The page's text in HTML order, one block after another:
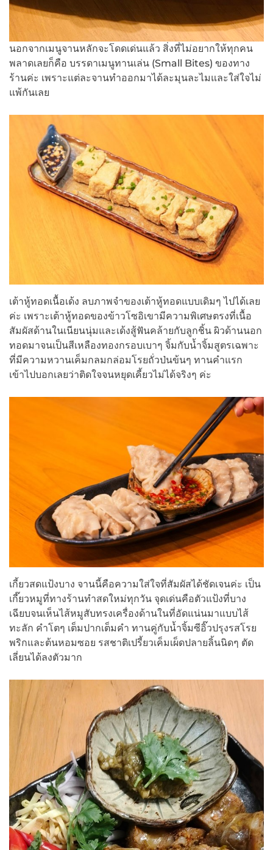
นอกจากเมนูจานหลักจะโดดเด่นแล้ว สิ่งที่ไม่อยากให้ทุกคน
พลาดเลยก็คือ บรรดาเมนูทานเล่น (Small Bites) ของทาง
ร้านค่ะ เพราะแต่ละจานทำออกมาได้ละมุนละไมและใส่ใจไม่
แพ้กันเลย
เต้าหู้ทอดเนื้อเด้ง ลบภาพจำของเต้าหู้ทอดแบบเดิมๆ ไปได้เลย
ค่ะ เพราะเต้าหู้ทอดของข้าวโซอิเขามีความพิเศษตรงที่เนื้อ
สัมผัสด้านในเนียนนุ่มและเด้งสู้ฟันคล้ายกับลูกชิ้น ผิวด้านนอก
ทอดมาจนเป็นสีเหลืองทองกรอบเบาๆ จิ้มกับน้ำจิ้มสูตรเฉพาะ
ที่มีความหวานเค็มกลมกล่อมโรยถั่วป่นข้นๆ ทานคำแรก
เข้าไปบอกเลยว่าติดใจจนหยุดเคี้ยวไม่ได้จริงๆ ค่ะ
เกี้ยวสดแป้งบาง จานนี้คือความใส่ใจที่สัมผัสได้ชัดเจนค่ะ เป็น
เกี๊ยวหมูที่ทางร้านทำสดใหม่ทุกวัน จุดเด่นคือตัวแป้งที่บาง
เฉียบจนเห็นไส้หมูสับทรงเครื่องด้านในที่อัดแน่นมาแบบไส้
ทะลัก คำโตๆ เต็มปากเต็มคำ ทานคู่กับน้ำจิ้มซีอิ๊วปรุงรสโรย
พริกและต้นหอมซอย รสชาติเปรี้ยวเค็มเผ็ดปลายลิ้นนิดๆ ตัด
เลี่ยนได้ลงตัวมาก